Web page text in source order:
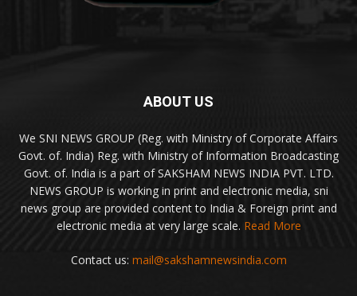
ABOUT US
We SNI NEWS GROUP (Reg. with Ministry of Corporate Affairs
Govt. of. India) Reg. with Ministry of Information Broadcasting
Govt. of. India is a part of SAKSHAM NEWS INDIA PVT. LTD.
NEWS GROUP is working in print and electronic media, sni
news group are provided content to India & Foreign print and
electronic media at very large scale. Read More
Contact us: mail@sakshamnewsindia.com